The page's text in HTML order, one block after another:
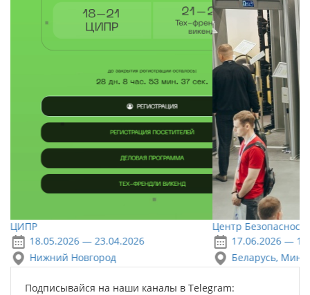
ЦИПР
18.05.2026 — 23.04.2026
Нижний Новгород
Центр
17.06.2026 —
Беларусь,
Подписывайся на наши каналы в Telegram: